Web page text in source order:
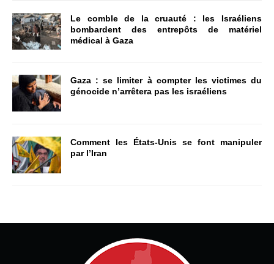
Le comble de la cruauté : les Israéliens
bombardent des entrepôts de matériel
médical à Gaza
Gaza : se limiter à compter les victimes du
génocide n’arrêtera pas les israéliens
Comment les États-Unis se font manipuler
par l’Iran